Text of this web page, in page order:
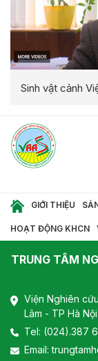
Sinh vật cảnh
GIỚI THIỆU
HOẠT ĐỘNG KHCN
TRUNG TÂM
Viện Nghiên
Lâm - TP Hà Nội
Tel: (024).387
Email: